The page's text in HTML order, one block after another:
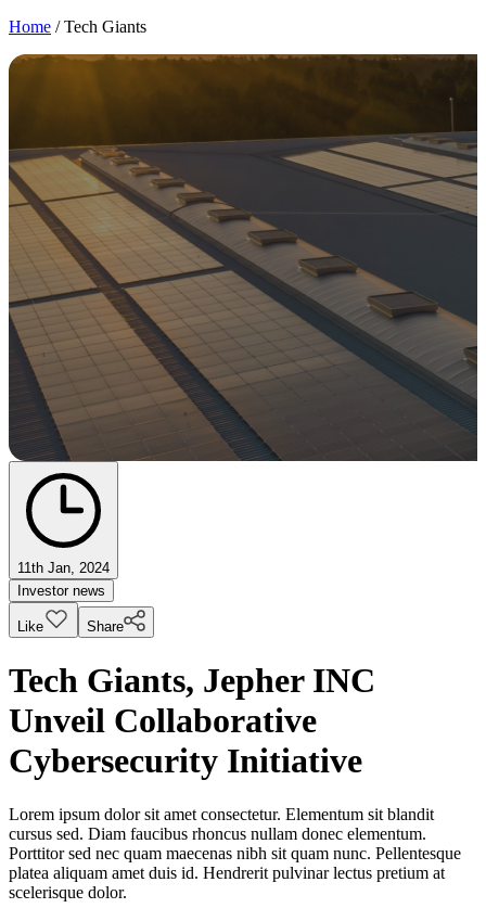
Home / Tech Giants
11th Jan, 2024
Investor news
Like Share
Tech Giants, Jepher INC
Unveil Collaborative
Cybersecurity Initiative
Lorem ipsum dolor sit amet consectetur. Elementum sit blandit
cursus sed. Diam faucibus rhoncus nullam donec elementum.
Porttitor sed nec quam maecenas nibh sit quam nunc. Pellentesque
platea aliquam amet duis id. Hendrerit pulvinar lectus pretium at
scelerisque dolor.